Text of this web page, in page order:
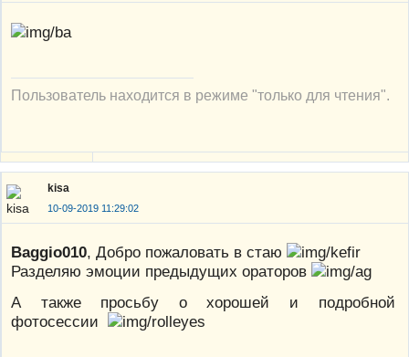
Пользователь находится в режиме "только для чтения".
kisa
10-09-2019 11:29:02
Baggio010, Добро пожаловать в стаю
Разделяю эмоции предыдущих ораторов
А также просьбу о хорошей и подробной
фотосессии